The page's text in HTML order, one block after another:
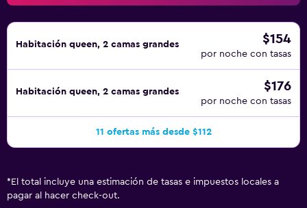
Habitación queen, 2 camas grandes $154
por noche con tasas
Habitación queen, 2 camas grandes $176
por noche con tasas
11 ofertas más desde $112
* El total incluye una estimación de tasas e impuestos locales a
pagar al hacer check-out.